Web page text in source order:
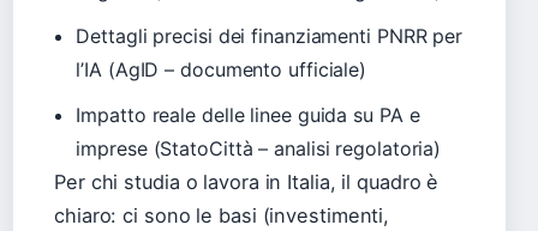
Dettagli precisi dei finanziamenti PNRR per
l’IA (AgID – documento ufficiale)
Impatto reale delle linee guida su PA e
imprese (StatoCittà – analisi regolatoria)
Per chi studia o lavora in Italia, il quadro è
chiaro: ci sono le basi (investimenti,